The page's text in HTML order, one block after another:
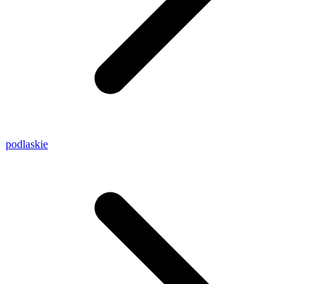
podlaskie